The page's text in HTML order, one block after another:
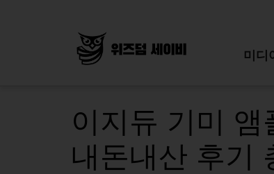
미디
이지듀 기미
내돈내산 후기